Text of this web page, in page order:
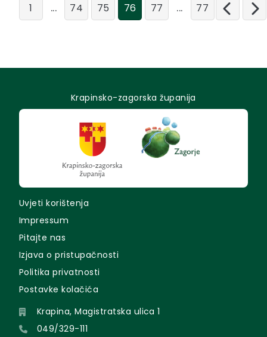
1 ... 74 75 76 77 ... 77
Krapinsko-zagorska županija
Uvjeti korištenja
Impressum
Pitajte nas
Izjava o pristupačnosti
Politika privatnosti
Postavke kolačića
Krapina, Magistratska ulica 1
049/329-111